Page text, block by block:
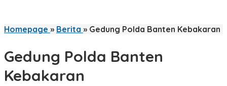
Homepage » Berita » Gedung Polda Banten Kebakaran
Gedung Polda Banten
Kebakaran